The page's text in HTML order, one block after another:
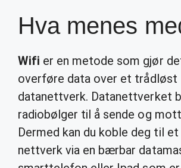
Hva menes
Wifi er en metode som gjør
overføre data over et trådløst
datanettverk. Datanettverket
radiobølger til å sende og
Dermed kan du koble deg til
nettverk via en bærbar